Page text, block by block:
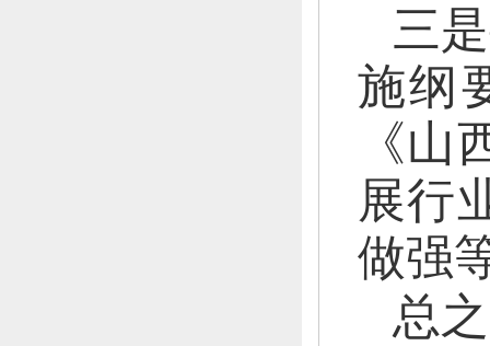
三
施纲
《
展行
做强
总